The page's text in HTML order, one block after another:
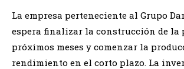
La empresa perteneciente al Grupo
espera finalizar la construcción de la
próximos meses y comenzar la
rendimiento en el corto plazo. La